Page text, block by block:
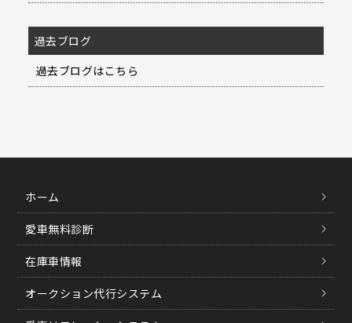
過去ブログ
過去ブログはこちら
ホーム
愛車無料診断
在庫車情報
オークション代行システム